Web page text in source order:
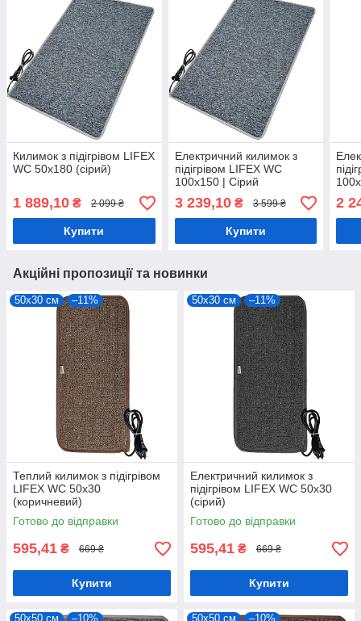
Килимок з підігрівом LIFEX
WC 50х180 (сірий)
1 889,10 ₴ 2 099 ₴
Купити
Електричний килимок з
підігрівом LIFEX WC
100х150 | Сірий
3 239,10₴ 3 599 ₴
Купити
2
Акційні пропозиції та новинки
50х30 см –11%
Теплий килимок з підігрівом
LIFEX WC 50х30
(коричневий)
Готово до відправки
595,41 ₴ 669 ₴
Купити
50х30 см –11%
Електричний килимок з
підігрівом LIFEX WC 50х30
(сірий)
Готово до відправки
595,41 ₴ 669 ₴
Купити
50х50 см –10% 50х50 см –10%